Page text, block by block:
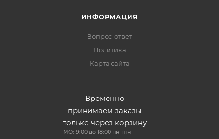
ИНФОРМАЦИЯ
Вопрос-ответ
Политика
Карта сайта
Временно
принимаем заказы
только через корзину
МО: 9:00 до 18:00 пн-птн